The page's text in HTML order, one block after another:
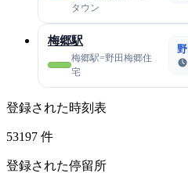
タウン
梅郷駅
梅郷駅=野田梅郷住
宅
登録された時刻表
53197 件
登録された停留所